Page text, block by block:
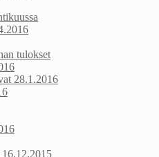
tulokset
28.1.2016